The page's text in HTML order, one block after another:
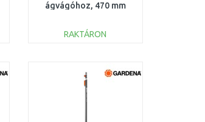
ágvágóhoz, 470 mm
RAKTÁRON
Összehasonlítás